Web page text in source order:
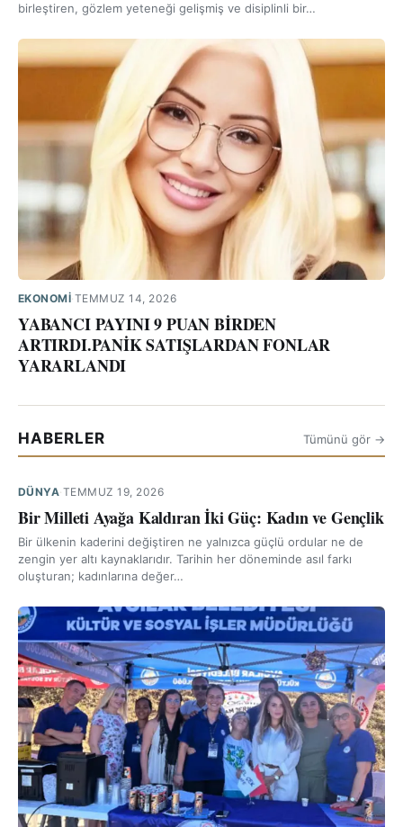
birleştiren, gözlem yeteneği gelişmiş ve disiplinli bir…
EKONOMİ·TEMMUZ 14, 2026
YABANCI PAYINI 9 PUAN BİRDEN
ARTIRDI.PANİK SATIŞLARDAN FONLAR
YARARLANDI
HABERLER Tümünü gör →
DÜNYA·TEMMUZ 19, 2026
Bir Milleti Ayağa Kaldıran İki Güç: Kadın ve Gençlik
Bir ülkenin kaderini değiştiren ne yalnızca güçlü ordular ne de
zengin yer altı kaynaklarıdır. Tarihin her döneminde asıl farkı
oluşturan; kadınlarına değer…